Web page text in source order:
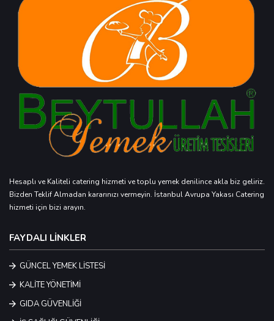
Hesaplı ve Kaliteli catering hizmeti ve toplu yemek denilince akla biz geliriz.
Bizden Teklif Almadan kararınızı vermeyin. İstanbul Avrupa Yakası Catering
hizmeti için bizi arayın.
FAYDALI LİNKLER
GÜNCEL YEMEK LİSTESİ
KALİTE YÖNETİMİ
GIDA GÜVENLİĞİ